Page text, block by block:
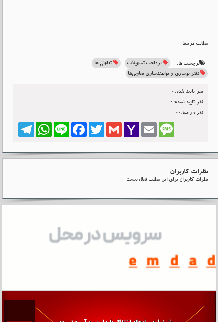
مطالب مرتبط
برچسب ها: پرداخت تسهیلات
تعاونی ها
دفتر نوسازی و توانمندسازی تعاونی‏‌ها
نظر تایید شده:0
نظر تایید نشده:0
نظر در صف:0
TelegramWhatsApp LineFacebook Twitter Gmail
Yahoo
Email Message
نظرات کاربران
نظرات کاربران برای این مطلب فعال نیست